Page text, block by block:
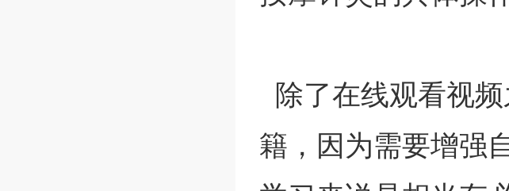
除了在线观看视
籍，因为需要增强